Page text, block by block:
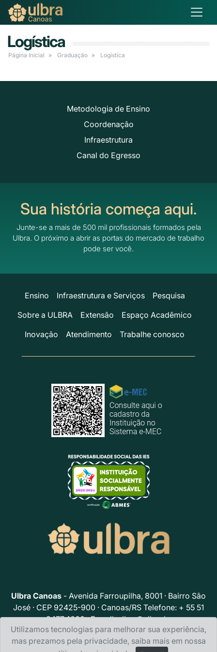
Logística
Página Inicial Graduação Logística
Metodologia de Ensino
Coordenação
Infraestrutura
Canal do Egresso
Sua história começa aqui.
Junte-se a mais de 500 mil profissionais formados pela
Ulbra. O próximo a abrir as portas do mercado de trabalho
pode ser você.
Ensino Infraestrutura e Serviços
Pesquisa
Sobre a ULBRA
Extensão
Espaço Acadêmico
Inovação
Atendimento Trabalhe conosco
Ulbra Canoas - Avenida Farroupilha, 8001 · Bairro São
José · CEP 92425-900 · Canoas/RS Telefone: + 55 51
3477.4000 · E-mail:ulbra@ulbra.br
Política de privacidade
Utilizamos tecnologias para melhorar sua experiência,
mas prezamos pela privacidade, saiba mais em nossa